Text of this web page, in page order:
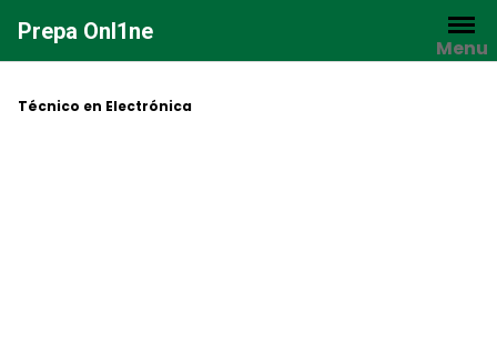
contenido
Prepa Onl1ne
Menu
Técnico en Electrónica